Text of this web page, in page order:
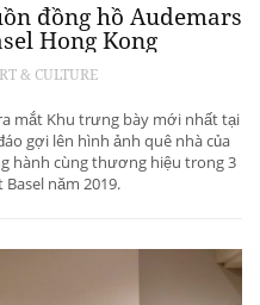
đồng hồ Audemars
Hong Kong
& CULTURE
mắt Khu trưng bày mới nhất tại
gợi lên hình ảnh quê nhà của
hành cùng thương hiệu trong 3
năm 2019.